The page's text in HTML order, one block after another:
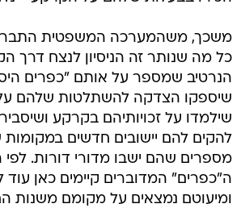
משכך, משהמערכה המשפטית
כל מה שנותר זה הניסיון לנצח דרך
הנרטיב שמספר על אותם "כפרים
שיספקו הצדקה להשתלטות שלהם
שילמדו על זכויותיהם בקרקע
להקים להם יישובים חדשים
מספרים שהם ישבו מדורי דורות. לפי
ה"כפרים" המדוברים קיימים כאן עוד
ומיעוטם נמצאים על מקומם משנות